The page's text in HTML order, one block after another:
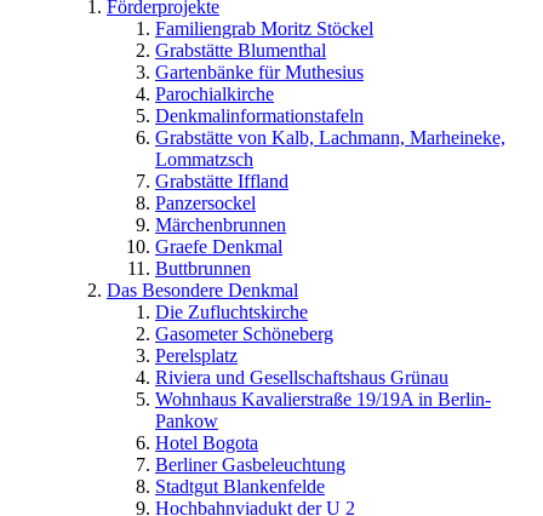
Förderprojekte
Familiengrab Moritz Stöckel
Grabstätte Blumenthal
Gartenbänke für Muthesius
Parochialkirche
Denkmalinformationstafeln
Grabstätte von Kalb, Lachmann, Marheineke,
Lommatzsch
Grabstätte Iffland
Panzersockel
Märchenbrunnen
Graefe Denkmal
Buttbrunnen
Das Besondere Denkmal
Die Zufluchtskirche
Gasometer Schöneberg
Perelsplatz
Riviera und Gesellschaftshaus Grünau
Wohnhaus Kavalierstraße 19/19A in Berlin-
Pankow
Hotel Bogota
Berliner Gasbeleuchtung
Stadtgut Blankenfelde
Hochbahnviadukt der U 2